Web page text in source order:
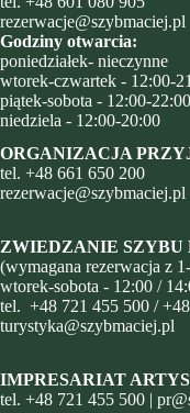
rezerwacje@szybmaciej.pl
Godziny otwarcia:
poniedziałek- nieczynne
wtorek-czwartek - 12:00-
piątek-sobota - 12:00-22:00
niedziela - 12:00-20:00
ORGANIZACJA
tel. +48 661 650 200
rezerwacje@szybmaciej.pl
ZWIEDZANIE SZYBU
(wymagana rezerwacja z
wtorek-sobota - 12:00 /
tel. +48 721 455 500 /
turystyka@szybmaciej.pl
IMPRESARIAT
tel. +48 721 455 500 |